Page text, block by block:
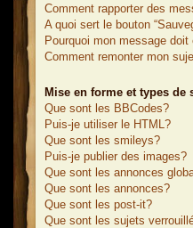
Comment rapporter des
A quoi sert le bouton
Pourquoi mon message doit
Comment remonter mon
Mise en forme et types de
Que sont les BBCodes?
Puis-je utiliser le HTML?
Que sont les smileys?
Puis-je publier des images?
Que sont les annonces
Que sont les annonces?
Que sont les post-it?
Que sont les sujets